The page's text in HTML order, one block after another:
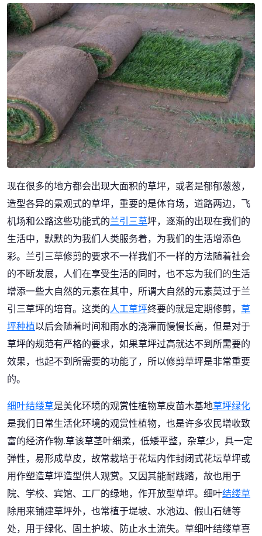
现在很多的地方都会出现大面积的草坪，或者是郁郁葱葱，
造型各异的景观式的草坪，重要的是体育场，道路两边，飞
机场和公路这些功能式的兰引三草坪，逐渐的出现在我们的
生活中，默默的为我们人类服务着，为我们的生活增添色
彩。兰引三草修剪的要求不一样我们不一样的方法随着社会
的不断发展，人们在享受生活的同时，也不忘为我们的生活
增添一些大自然的元素在其中，所谓大自然的元素莫过于兰
引三草坪的培育。这类的人工草坪终要的就是定期修剪， 草
坪种植以后会随着时间和雨水的浇灌而慢慢长高，但是对于
草坪的规范有严格的要求，如果草坪过高就达不到所需要的
效果，也起不到所需要的功能了，所以修剪草坪是非常重要
的。
细叶结缕草是美化环境的观赏性植物草皮苗木基地草坪绿化
是我们日常生活化环境的观赏性植物，也是许多农民增收致
富的经济作物.草该草茎叶细柔，低矮平整，杂草少，具一定
弹性，易形成草皮，故常栽培于花坛内作封闭式花坛草坪或
用作塑造草坪造型供人观赏。又因其能耐践踏，故也用于
院、学校、宾馆、工厂的绿地，作开放型草坪。细叶结缕草
除用来铺建草坪外，也常植于堤坡、水池边、假山石缝等
处，用于绿化、固土护坡、防止水土流失。草细叶结缕草喜